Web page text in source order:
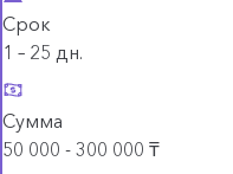
Срок
1 – 25 дн.
Сумма
50 000 - 300 000 ₸